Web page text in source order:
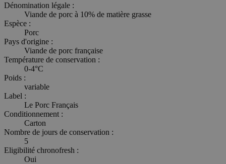
Dénomination légale :
Viande de porc à 10% de matière grasse
Espèce :
Porc
Pays d'origine :
Viande de porc française
Température de conservation :
0-4°C
Poids :
variable
Label :
Le Porc Français
Conditionnement :
Carton
Nombre de jours de conservation :
5
Eligibilité chronofresh :
Oui